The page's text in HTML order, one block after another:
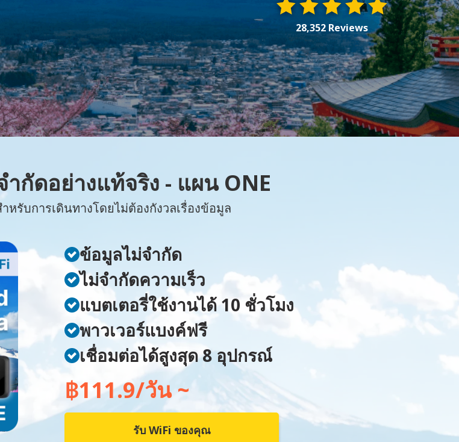
28,352 Reviews
กัดอย่างแท้จริง - แผน ONE
รับการเดินทางโดยไม่ต้องกังวลเรื่องข้อมูล
ข้อมูลไม่จำกัด
ไม่จำกัดความเร็ว
แบตเตอรี่ใช้งานได้ 10 ชั่วโมง
พาวเวอร์แบงค์ฟรี
เชื่อมต่อได้สูงสุด 8 อุปกรณ์
฿111.9/วัน ~
รับ WiFi ของคุณ